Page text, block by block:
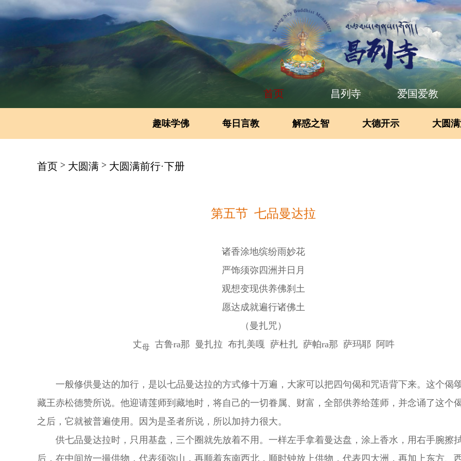
首页 昌列寺 爱国爱教
趣味学佛 每日言教 解惑之智 大德开示 大圆
首页 > 大圆满 > 大圆满前行·下册
第五节 七品曼达拉
诸香涂地缤纷雨妙花
严饰须弥四洲并日月
观想变现供养佛刹土
愿达成就遍行诸佛土
（曼扎咒）
丈母古鲁ra那 曼扎拉 布扎美嘎 萨杜扎 萨帕ra那 萨玛耶 阿吽
一般修供曼达的加行，是以七品曼达拉的方式修十万遍，大家可以把四句偈和咒语背下来。这个偈
藏王赤松德赞所说。他迎请莲师到藏地时，将自己的一切眷属、财富，全部供养给莲师，并念诵了这个偈
之后，它就被普遍使用。因为是圣者所说，所以加持力很大。
供七品曼达拉时，只用基盘，三个圈就先放着不用。一样左手拿着曼达盘，涂上香水，用右手腕擦
后，在中间放一撮供物，代表须弥山，再顺着东南西北，顺时钟放上供物，代表四大洲，再加上东方、